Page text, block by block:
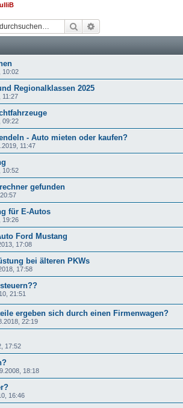
ulliB
Suche
10:02
Regionalklassen 2025
11:27
09:22
- Auto mieten oder kaufen?
11:47
10:52
gefunden
für E-Autos
19:26
Ford Mustang
17:08
bei älteren PKWs
17:58
21:51
ergeben sich durch einen Firmenwagen?
22:19
17:52
18:18
16:46